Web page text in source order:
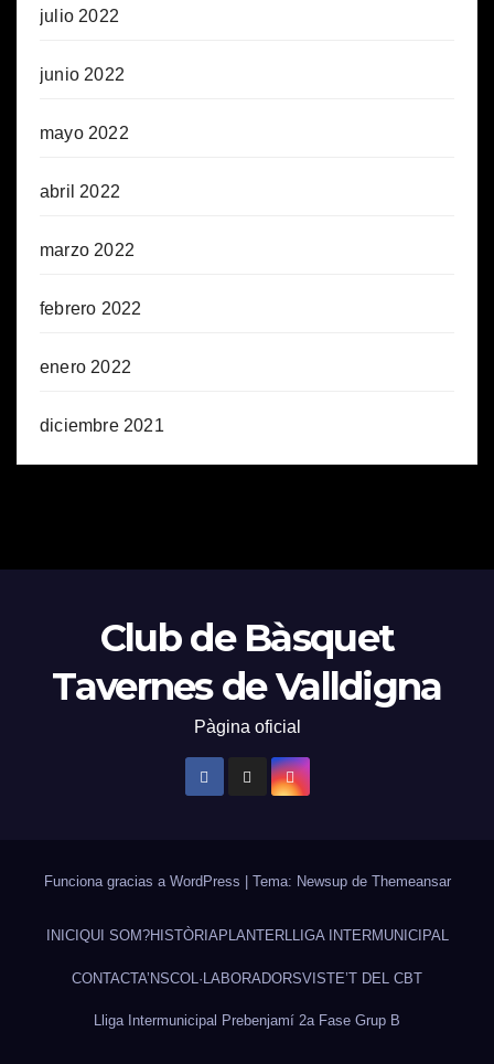
julio 2022
junio 2022
mayo 2022
abril 2022
marzo 2022
febrero 2022
enero 2022
diciembre 2021
Club de Bàsquet
Tavernes de Valldigna
Pàgina oficial
Funciona gracias a WordPress Tema: Newsup de Themeansar
INICI QUI SOM?HISTÒRIA PLANTERLLIGA INTERMUNICIPAL
CONTACTA’NSCOL·LABORADORSVISTE’T DEL CBT
Lliga Intermunicipal Prebenjamí 2a Fase Grup B